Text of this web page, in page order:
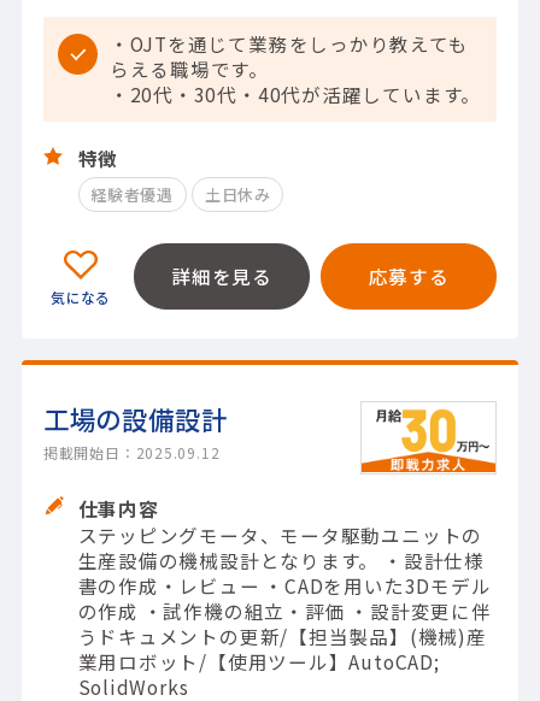
・OJTを通じて業務をしっかり教えても
らえる職場です。
・20代・30代・40代が活躍しています。
特徴
経験者優遇 土日休み
詳細を見る 応募する
工場の設備設計
掲載開始日：2025.09.12
仕事内容
ステッピングモータ、モータ駆動ユニットの
生産設備の機械設計となります。 ・設計仕様
書の作成・レビュー ・CADを用いた3Dモデル
の作成 ・試作機の組立・評価 ・設計変更に伴
うドキュメントの更新/【担当製品】(機械)産
業用ロボット/【使用ツール】AutoCAD;
SolidWorks